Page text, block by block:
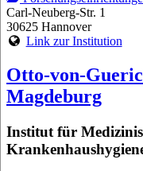
Carl-Neuberg-Str. 1
30625 Hannover
Link zur Institution
Otto-von-
Magdeburg
Institut für